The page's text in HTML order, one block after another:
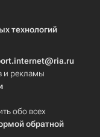
технологий
и рекламы
обо всех
обратной